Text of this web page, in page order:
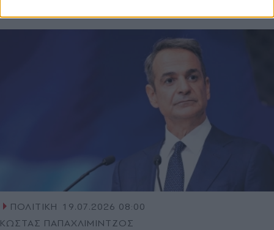
ΠΟΛΙΤΙΚΗ
19.07.2026 08:00
ΚΩΣΤΑΣ ΠΑΠΑΧΛΙΜΙΝΤΖΟΣ